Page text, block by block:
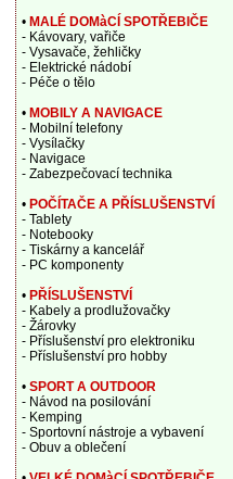
• MALÉ DOMàCÍ SPOTŘEBIČE
- Kávovary, vařiče
- Vysavače, žehličky
- Elektrické nádobí
- Péče o tělo
• MOBILY A NAVIGACE
- Mobilní telefony
- Vysílačky
- Navigace
- Zabezpečovací technika
• POČÍTAČE A PŘÍSLUŠENSTVÍ
- Tablety
- Notebooky
- Tiskárny a kancelář
- PC komponenty
• PŘÍSLUŠENSTVÍ
- Kabely a prodlužovačky
- Žárovky
- Příslušenství pro elektroniku
- Příslušenství pro hobby
• SPORT A OUTDOOR
- Návod na posilování
- Kemping
- Sportovní nástroje a vybavení
- Obuv a oblečení